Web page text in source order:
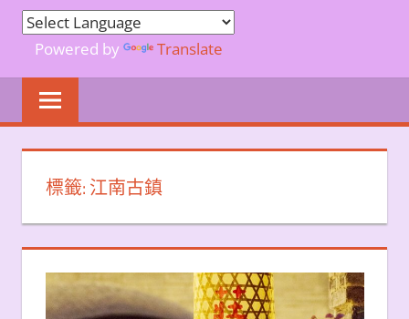
Powered by Translate
標籤:江南古鎮